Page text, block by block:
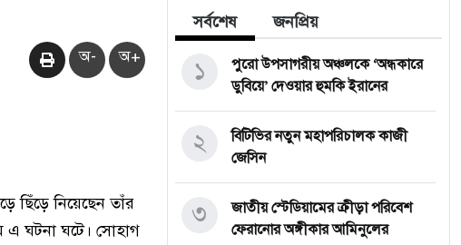
অ- অ+
ছিঁড়ে নিয়েছেন তাঁর
এ ঘটনা ঘটে। সোহাগ
সর্বশেষ জনপ্রিয়
পুরো উপসাগরীয় অঞ্চলকে ‘অন্ধকারে
ডুবিয়ে’ দেওয়ার হুমকি ইরানের
১
বিটিভির নতুন মহাপরিচালক কাজী
জেসিন
২
জাতীয় স্টেডিয়ামের ক্রীড়া পরিবেশ
ফেরানোর অঙ্গীকার আমিনুলের
৩